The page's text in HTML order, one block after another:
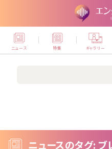
ニュース 特集 ギャラリー
ニュースのタグ: ブ